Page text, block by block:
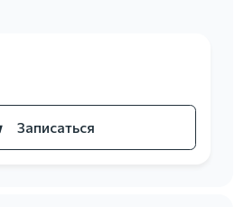
Записаться